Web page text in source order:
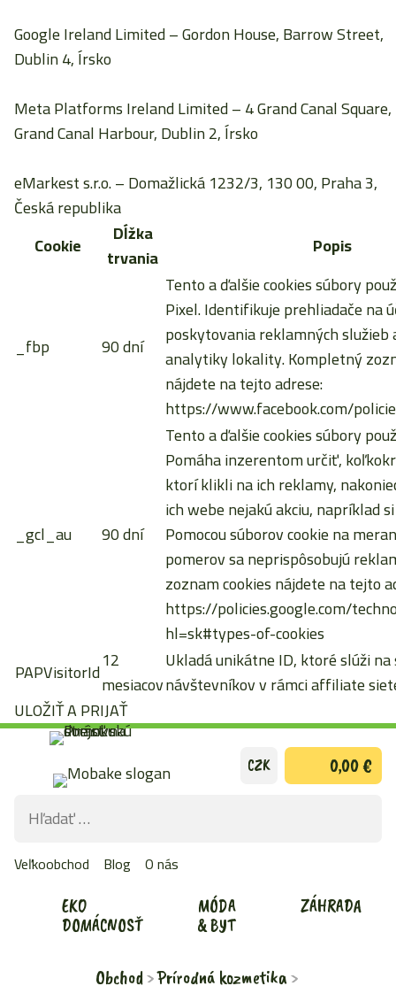
Preskočiť
EKO
DOMÁCNOSŤ
MÓDA
& BYT
ZÁHRADA
Veľkoobchod Blog O nás
Hľadať:
CZK 0,00 €
Obchod Prírodná kozmetika
Google Ireland Limited– Gordon House, Barrow Street,
Dublin 4, Írsko
Meta Platforms Ireland Limited– 4 Grand Canal Square,
Grand Canal Harbour, Dublin 2, Írsko
eMarkest s.r.o.– Domažlická 1232/3, 130 00, Praha 3,
Česká republika
Cookie
Dĺžka
trvania
Popis
_fbp 90 dní
Tento a ďalšie cookies súbory
Pixel. Identifikuje prehliadače na
poskytovania reklamných služieb
analytiky lokality. Kompletný
nájdete na tejto adrese:
https://www.facebook.com/
_gcl_au 90 dní
Tento a ďalšie cookies súbory
Pomáha inzerentom určiť,
ktorí klikli na ich reklamy,
ich webe nejakú akciu, napríklad
Pomocou súborov cookie na
pomerov sa neprispôsobujú
zoznam cookies nájdete na tejto
https://policies.google.com/
hl=sk#types-of-cookies
PAPVisitorId12
mesiacov
Ukladá unikátne ID, ktoré slúži
návštevníkov v rámci affiliate
ULOŽIŤ A PRIJAŤ